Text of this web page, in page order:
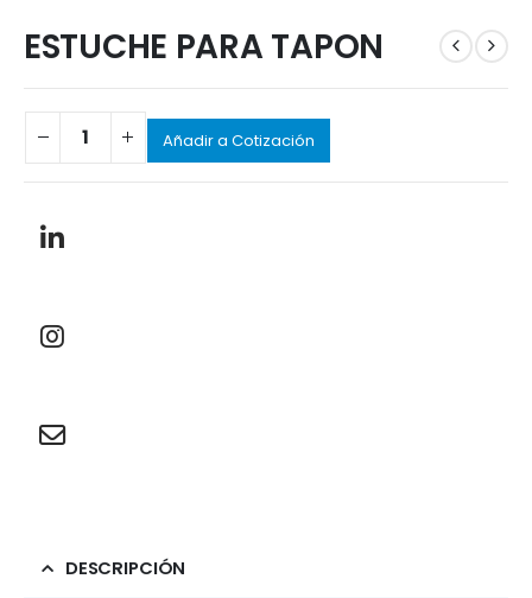
ESTUCHE PARA TAPON
Añadir a Cotización
DESCRIPCIÓN